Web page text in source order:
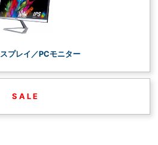
プレイ／PCモニター
S A L E